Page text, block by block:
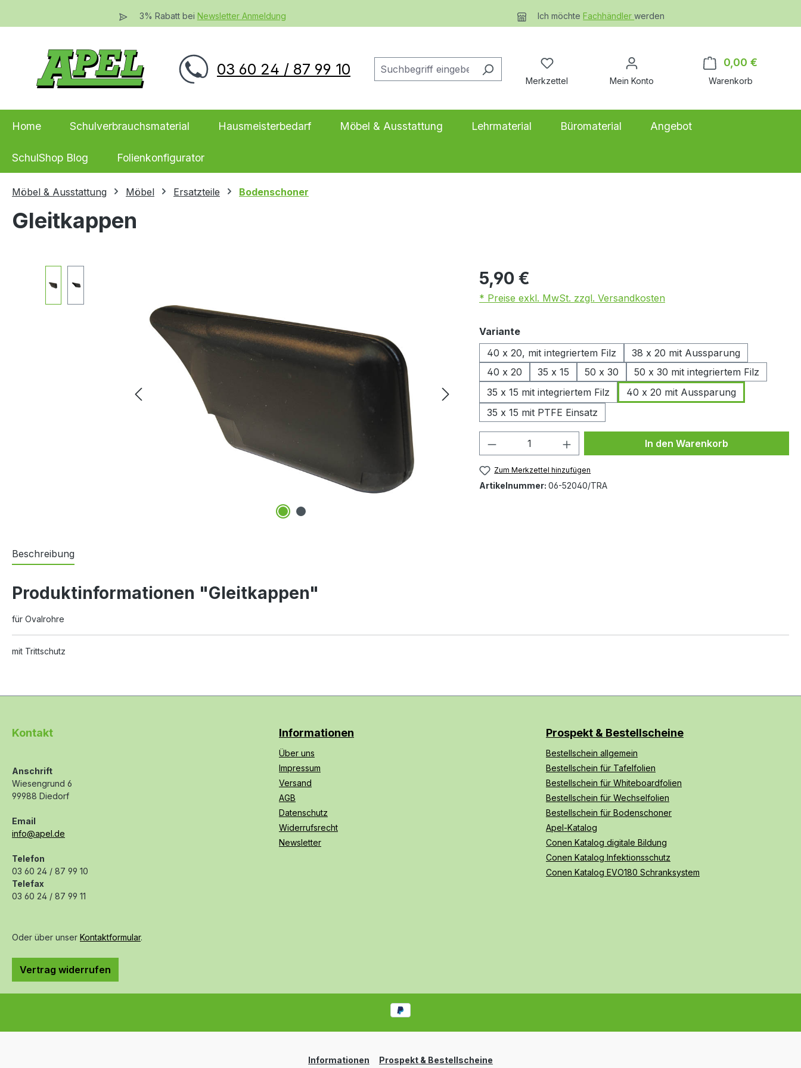
Zur Hauptnavigation springen3% Rabatt bei Newsletter Anmeldung Ich möchteFachhändlerwerden
03 60 24 / 87 99 10 Du hast 0 Produkte auf dem Merkzettel
Merkzettel Mein Konto
0,00 €
Warenkorb
Home Schulverbrauchsmaterial Hausmeisterbedarf Möbel & Ausstattung Lehrmaterial Büromaterial Angebot
SchulShop Blog Folienkonfigurator
Möbel & Ausstattung Möbel Ersatzteile Bodenschoner
Gleitkappen
5,90 €
* Preise exkl. MwSt. zzgl. Versandkosten
Varianteauswählen
40 x 20, mit integriertem Filz
38 x 20 mit Aussparung
40 x 20
35 x 15 50 x 30
50 x 30 mit integriertem Filz
35 x 15 mit integriertem Filz
40 x 20 mit Aussparung
35 x 15 mit PTFE Einsatz
Produkt Anzahl: Gib den gewünschten Wert
In den Warenkorb
Zum Merkzettel hinzufügen
Artikelnummer: 06-52040/TRA
Beschreibung
Produktinformationen "Gleitkappen"
für Ovalrohre
mit Trittschutz
Kontakt
Anschrift
Wiesengrund 6
99988 Diedorf
Email
info@apel.de
Telefon
03 60 24 / 87 99 10
Telefax
03 60 24 / 87 99 11
Oder über unser Kontaktformular.
Vertrag widerrufen
Informationen
Über uns
Impressum
Versand
AGB
Datenschutz
Widerrufsrecht
Newsletter
Prospekt & Bestellscheine
Bestellschein allgemein
Bestellschein für Tafelfolien
Bestellschein für Whiteboardfolien
Bestellschein für Wechselfolien
Bestellschein für Bodenschoner
Apel-Katalog
Conen Katalog digitale Bildung
Conen Katalog Infektionsschutz
Conen Katalog EVO180 Schranksystem
Informationen Prospekt & Bestellscheine